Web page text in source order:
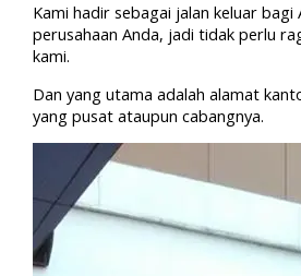
Kami hadir sebagai jalan keluar bagi
perusahaan Anda, jadi tidak perlu
kami.
Dan yang utama adalah alamat
yang pusat ataupun cabangnya.